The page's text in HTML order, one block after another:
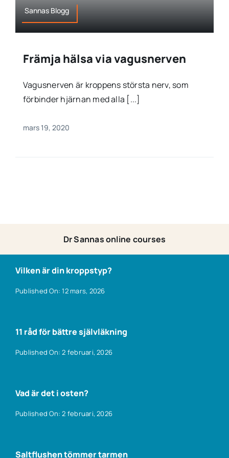
Sannas Blogg
Främja hälsa via vagusnerven
Vagusnerven är kroppens största nerv, som
förbinder hjärnan med alla [...]
mars 19, 2020
Dr Sannas online courses
Vilken är din kroppstyp?
Published On: 12 mars, 2026
11 råd för bättre självläkning
Published On: 2 februari, 2026
Vad är det i osten?
Published On: 2 februari, 2026
Saltflushen tömmer tarmen